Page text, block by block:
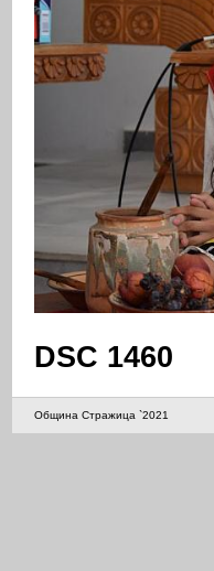
DSC 1460
Община Стражица `2021